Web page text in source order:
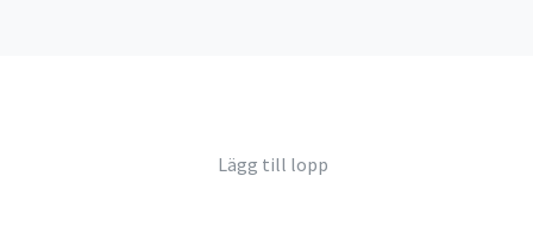
Lägg till lopp